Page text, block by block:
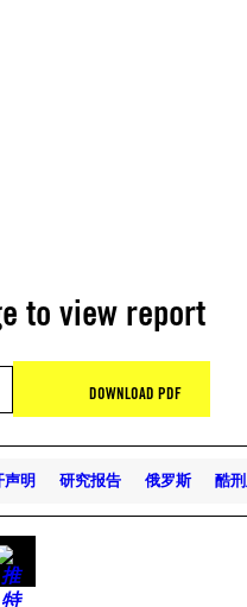
to view report
DOWNLOAD PDF
声明 研究报告 俄罗斯 酷